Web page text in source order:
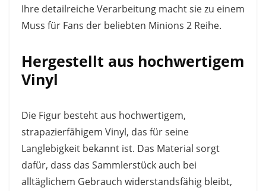
Ihre detailreiche Verarbeitung macht sie zu einem
Muss für Fans der beliebten Minions 2 Reihe.
Hergestellt aus hochwertigem
Vinyl
Die Figur besteht aus hochwertigem,
strapazierfähigem Vinyl, das für seine
Langlebigkeit bekannt ist. Das Material sorgt
dafür, dass das Sammlerstück auch bei
alltäglichem Gebrauch widerstandsfähig bleibt,